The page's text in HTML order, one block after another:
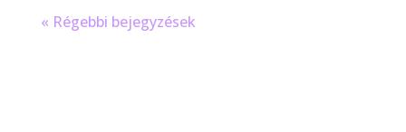
« Régebbi bejegyzések